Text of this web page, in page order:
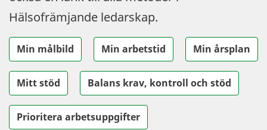
Hälsofrämjande ledarskap.
Min målbild Min arbetstid Min årsplan
Mitt stöd Balans krav, kontroll och stöd
Prioritera arbetsuppgifter